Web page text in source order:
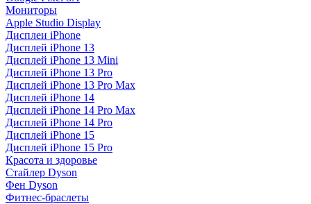
Мониторы
Apple Studio Display
Дисплеи iPhone
Дисплей iPhone 13
Дисплей iPhone 13 Mini
Дисплей iPhone 13 Pro
Дисплей iPhone 13 Pro Max
Дисплей iPhone 14
Дисплей iPhone 14 Pro Max
Дисплей iPhone 14 Pro
Дисплей iPhone 15
Дисплей iPhone 15 Pro
Красота и здоровье
Стайлер Dyson
Фен Dyson
Фитнес-браслеты